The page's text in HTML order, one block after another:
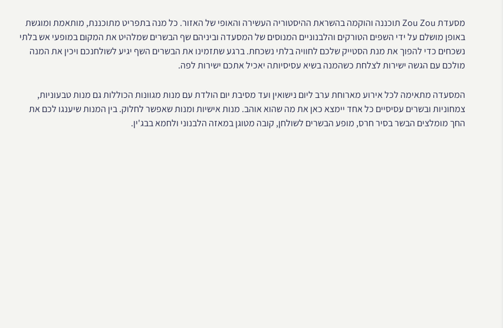
מסעדת Zou Zou תוכננה והוקמה בהשראת ההיסטוריה העשירה והאופי של האזור. כל מנה בתפריט מתוכננת, מותאמת ומוגשת
באופן מושלם על ידי השפים הטורקים והלבנוניים המנוסים של המסעדה וביניהם שף הבשרים שמלהיט את המקום במופעי אש בלתי
נשכחים כדי להפוך את מנת הסטייק שלכם לחוויה בלתי נשכחת. ברגע שתזמינו את הבשרים השף יגיע לשולחנכם ויכין את המנה
מולכם עם הגשה ישירות לצלחת כשהמנה בשיא עסיסיותה יאכיל אתכם ישירות לפה.
המסעדה מתאימה לכל אירוע מארוחת ערב ליום נישואין ועד מסיבת יום הולדת עם מנות מגוונות הכוללות גם מנות טבעוניות,
צמחוניות ובשרים עסיסיים כל אחד יימצא כאן את מה שהוא אוהב. מנות אישיות ומנות שאפשר לחלוק. בין המנות שיענגו לכם את
החך מומלצים הבשר בסיר חרס, מופע הבשרים לשולחן, קובה מטוגן במאזה הלבנוני ולחמא בבג'ין.